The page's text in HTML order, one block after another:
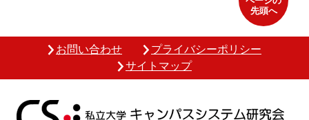
先頭へ
お問い合わせ
プライバシーポリシー
サイトマップ